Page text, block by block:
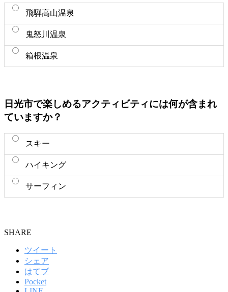
飛騨高山温泉
鬼怒川温泉
箱根温泉
日光市で楽しめるアクティビティには何が含まれ
ていますか？
スキー
ハイキング
サーフィン
SHARE
ツイート
シェア
はてブ
Pocket